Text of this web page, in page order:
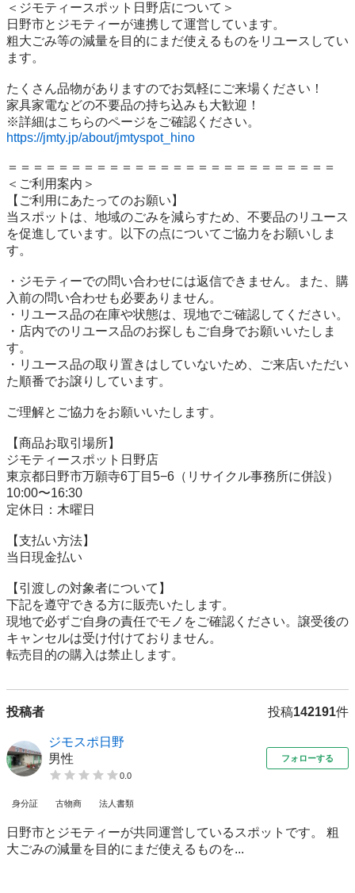
＜ジモティースポット日野店について＞
日野市とジモティーが連携して運営しています。
粗⼤ごみ等の減量を⽬的にまだ使えるものをリユースしてい
ます。
たくさん品物がありますのでお気軽にご来場ください！
家具家電などの不要品の持ち込みも大歓迎！
https://jmty.jp/about/jmtyspot_hino
＝＝＝＝＝＝＝＝＝＝＝＝＝＝＝＝＝＝＝＝＝＝＝＝＝＝
＜ご利用案内＞
【ご利用にあたってのお願い】
当スポットは、地域のごみを減らすため、不要品のリユース
を促進しています。以下の点についてご協力をお願いしま
す。
・ジモティーでの問い合わせには返信できません。また、購
入前の問い合わせも必要ありません。
・リユース品の在庫や状態は、現地でご確認してください。
・店内でのリユース品のお探しもご自身でお願いいたしま
す。
・リユース品の取り置きはしていないため、ご来店いただい
た順番でお譲りしています。
ご理解とご協力をお願いいたします。
【商品お取引場所】
ジモティースポット日野店
東京都日野市万願寺6丁目5−6（リサイクル事務所に併設）
10:00〜16:30
定休日：木曜日
【⽀払い⽅法】
当日現金払い
【引渡しの対象者について】
下記を遵守できる⽅に販売いたします。
現地で必ずご⾃⾝の責任でモノをご確認ください。譲受後の
キャンセルは受け付けておりません。
転売⽬的の購⼊は禁⽌します。
投稿者 投稿142191件
ジモスポ日野
男性
0.0
フォローする
身分証 古物商 法人書類
日野市とジモティーが共同運営しているスポットです。 粗
⼤ごみの減量を⽬的にまだ使えるものを...